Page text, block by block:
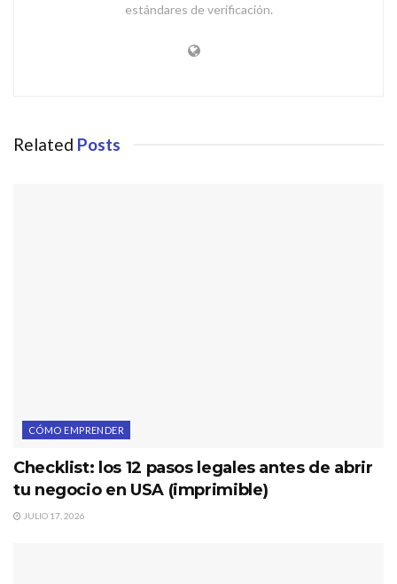
estándares de verificación.
Related Posts
CÓMO EMPRENDER
Checklist: los 12 pasos legales antes de abrir
tu negocio en USA (imprimible)
JULIO 17, 2026